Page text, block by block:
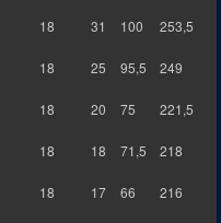
18 31 100 253,5
18 25 95,5 249
18 20 75 221,5
18 18 71,5 218
18 17 66 216